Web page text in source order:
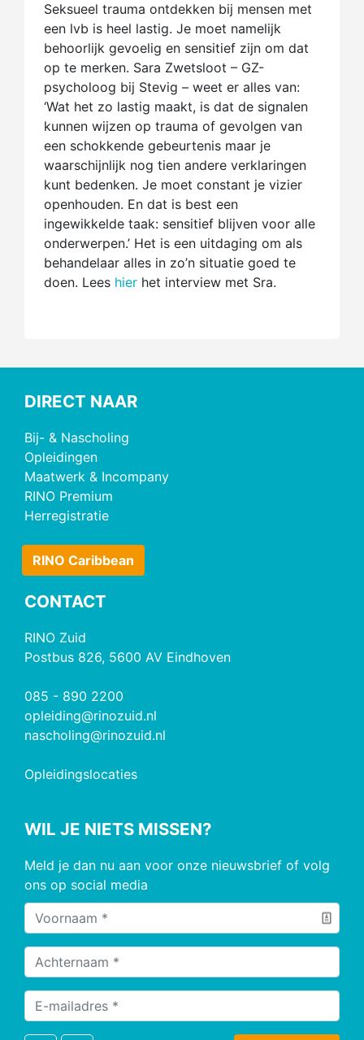
Seksueel trauma ontdekken bij mensen met
een lvb is heel lastig. Je moet namelijk
behoorlijk gevoelig en sensitief zijn om dat
op te merken. Sara Zwetsloot – GZ-
psycholoog bij Stevig – weet er alles van:
‘Wat het zo lastig maakt, is dat de signalen
kunnen wijzen op trauma of gevolgen van
een schokkende gebeurtenis maar je
waarschijnlijk nog tien andere verklaringen
kunt bedenken. Je moet constant je vizier
openhouden. En dat is best een
ingewikkelde taak: sensitief blijven voor alle
onderwerpen.’ Het is een uitdaging om als
behandelaar alles in zo’n situatie goed te
doen. Lees hier het interview met Sra.
DIRECT NAAR
Bij- & Nascholing
Opleidingen
Maatwerk & Incompany
RINO Premium
Herregistratie
RINO Caribbean
CONTACT
RINO Zuid
Postbus 826, 5600 AV Eindhoven
085 - 890 2200
opleiding@rinozuid.nl
nascholing@rinozuid.nl
Opleidingslocaties
WIL JE NIETS MISSEN?
Meld je dan nu aan voor onze nieuwsbrief of volg
ons op social media